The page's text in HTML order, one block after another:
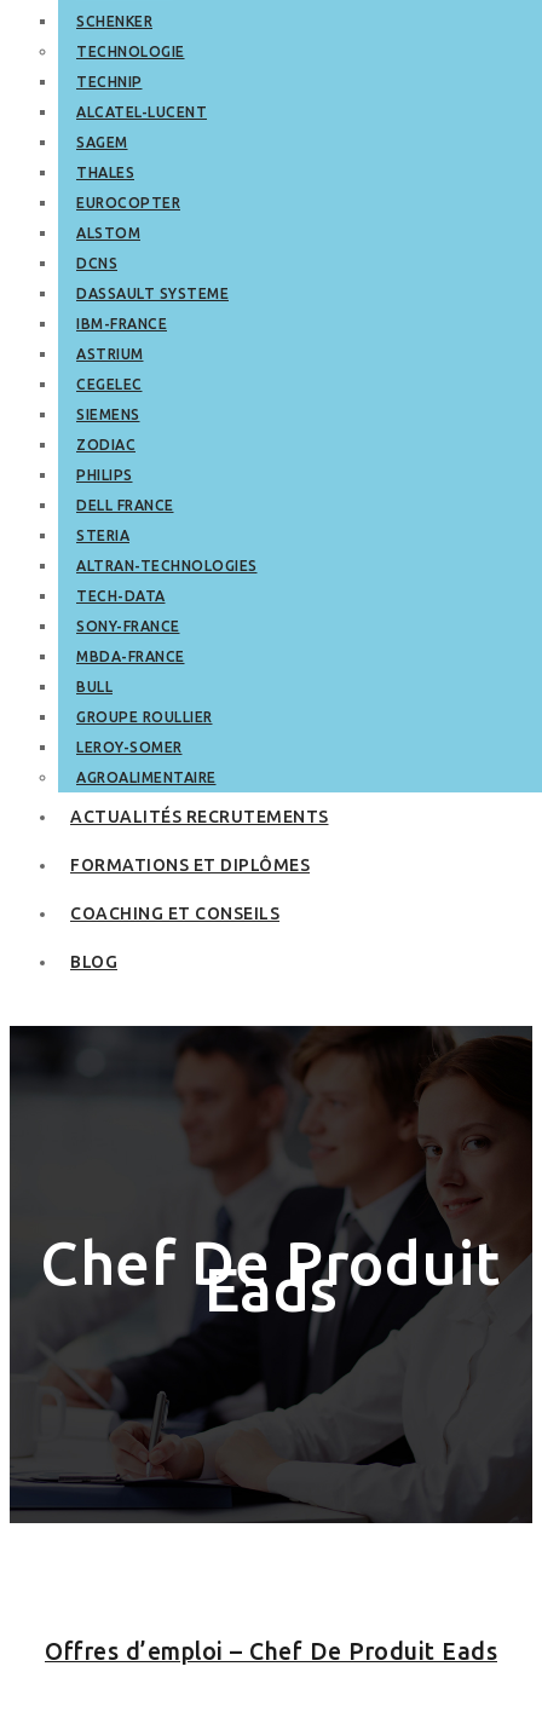
SCHENKER
TECHNOLOGIE
TECHNIP
ALCATEL-LUCENT
SAGEM
THALES
EUROCOPTER
ALSTOM
DCNS
DASSAULT SYSTEME
IBM-FRANCE
ASTRIUM
CEGELEC
SIEMENS
ZODIAC
PHILIPS
DELL FRANCE
STERIA
ALTRAN-TECHNOLOGIES
TECH-DATA
SONY-FRANCE
MBDA-FRANCE
BULL
GROUPE ROULLIER
LEROY-SOMER
AGROALIMENTAIRE
ACTUALITÉS RECRUTEMENTS
FORMATIONS ET DIPLÔMES
COACHING ET CONSEILS
BLOG
Chef De Produit
Eads
Offres d’emploi – Chef De Produit Eads